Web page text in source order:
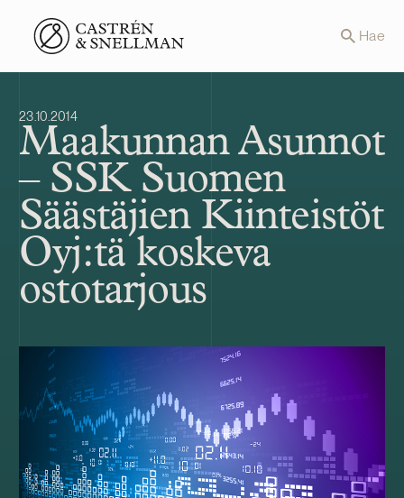
Front page Hae
23.10.2014
Maakunnan Asunnot
– SSK Suomen
Säästäjien Kiinteistöt
Oyj:tä koskeva
ostotarjous